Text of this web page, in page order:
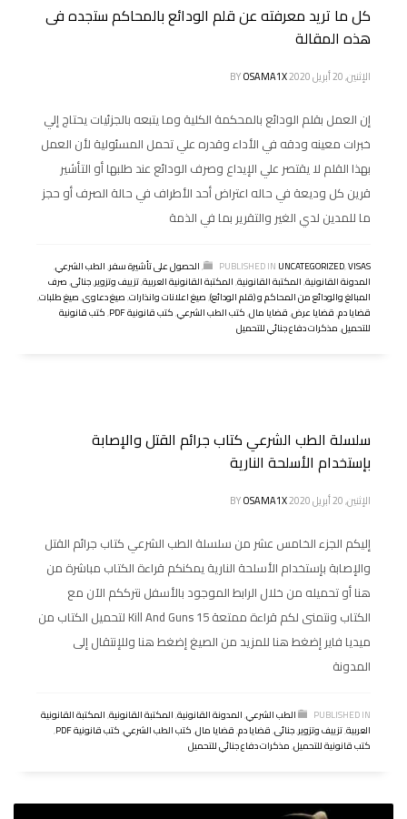
كل ما تريد معرفته عن قلم الودائع بالمحاكم ستجده فى
هذه المقالة
الإثنين, 20 أبريل 2020 BYOSAMA1X
إن العمل بقلم الودائع بالمحكمة الكلية وما يتبعه بالجزئيات يحتاج إلي
خبرات معينه ودقه في الأداء وقدره علي تحمل المسئولية لأن العمل
بهذا القلم لا يقتصر علي الإيداع وصرف الودائع عند طلبها أو التأشير
قرين كل وديعة في حاله اعتراض أحد الأطراف في حالة الصرف أو حجز
ما للمدين لدي الغير والتقرير بما في الذمة
PUBLISHED IN UNCATEGORIZED,VISAS
,الحصول على تأشيرة سفر,الطب الشرعي,
المدونة القانونية,المكتبة القانونية,المكتبة القانونية العربية,تزييف وتزوير,جنائى,صرف
المبالغ والودائع من المحاكم و (قلم الودائع),صيغ اعلانات وانذارات,صيغ دعاوى,صيغ طلبات,
قضايا دم,قضايا عرض,قضايا مال,كتب الطب الشرعي,كتب قانونية PDF ,كتب قانونية
للتحميل,مذكرات دفاع جنائي للتحميل
سلسلة الطب الشرعي كتاب جرائم القتل والإصابة
بإستخدام الأسلحة النارية
الإثنين, 20 أبريل 2020 BYOSAMA1X
إليكم الجزء الخامس عشر من سلسلة الطب الشرعي كتاب جرائم القتل
والإصابة بإستخدام الأسلحة النارية يمكنكم قراءة الكتاب مباشرة من
هنا أو تحميله من خلال الرابط الموجود بالأسفل نترككم الآن مع
الكتاب ونتمنى لكم قراءة ممتعة 15 Kill And Guns لتحميل الكتاب من
ميديا فاير إضغط هنا للمزيد من الصيغ إضغط هنا وللإنتقال إلى
المدونة
PUBLISHED IN الطب الشرعي,المدونة القانونية,المكتبة القانونية,المكتبة القانونية
العربية,تزييف وتزوير,جنائى,قضايا دم,قضايا مال,كتب الطب الشرعي,كتب قانونية PDF
,
كتب قانونية للتحميل,مذكرات دفاع جنائي للتحميل